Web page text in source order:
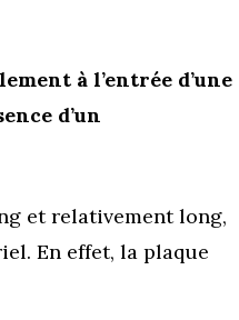
à l’entrée d’une
d’un
et relativement long,
En effet, la plaque